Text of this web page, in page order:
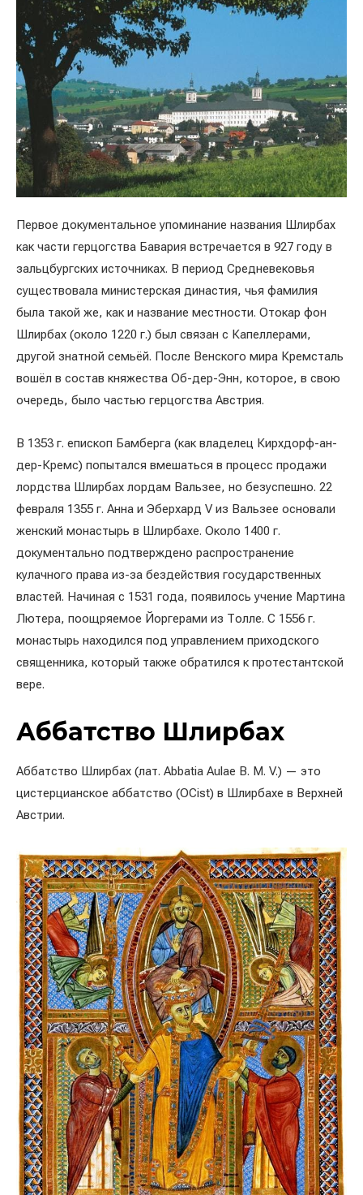
Первое документальное упоминание названия Шлирбах
как части герцогства Бавария встречается в 927 году в
зальцбургских источниках. В период Средневековья
существовала министерская династия, чья фамилия
была такой же, как и название местности. Отокар фон
Шлирбах (около 1220 г.) был связан с Капеллерами,
другой знатной семьёй. После Венского мира Кремсталь
вошёл в состав княжества Об-дер-Энн, которое, в свою
очередь, было частью герцогства Австрия.
В 1353 г. епископ Бамберга (как владелец Кирхдорф-ан-
дер-Кремс) попытался вмешаться в процесс продажи
лордства Шлирбах лордам Вальзее, но безуспешно. 22
февраля 1355 г. Анна и Эберхард V из Вальзее основали
женский монастырь в Шлирбахе. Около 1400 г.
документально подтверждено распространение
кулачного права из-за бездействия государственных
властей. Начиная с 1531 года, появилось учение Мартина
Лютера, поощряемое Йоргерами из Толле. С 1556 г.
монастырь находился под управлением приходского
священника, который также обратился к протестантской
вере.
Аббатство Шлирбах
Аббатство Шлирбах (лат. Abbatia Aulae B. M. V.) — это
цистерцианское аббатство (OCist) в Шлирбахе в Верхней
Австрии.